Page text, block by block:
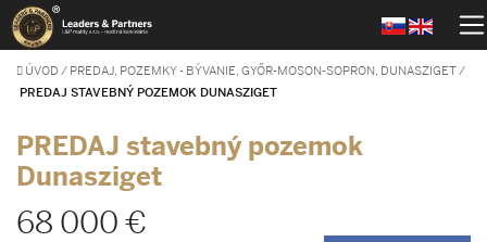
ÚVOD / PREDAJ, POZEMKY - BÝVANIE, GYŐR-MOSON-SOPRON, DUNASZIGET/
PREDAJ STAVEBNÝ POZEMOK DUNASZIGET
PREDAJ stavebný pozemok
Dunasziget
68 000 €